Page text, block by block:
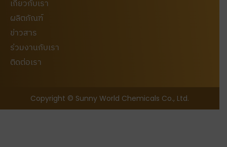
เกี่ยวกับเรา
ผลิตภัณฑ์
ข่าวสาร
ร่วมงานกับเรา
ติดต่อเรา
Copyright © Sunny World Chemicals Co., Ltd.